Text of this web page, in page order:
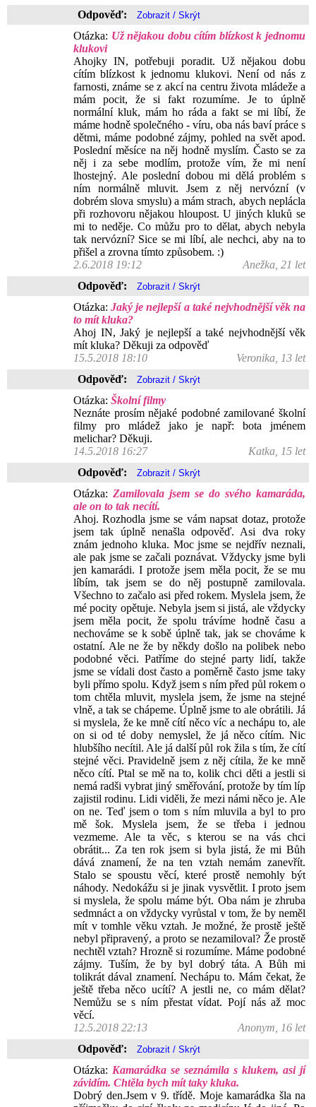
Odpověď:
Otázka: Už nějakou dobu cítím blízkost k jednomu
klukovi
Ahojky IN, potřebuji poradit. Už nějakou dobu
cítím blízkost k jednomu klukovi. Není od nás z
farnosti, známe se z akcí na centru života mládeže a
mám pocit, že si fakt rozumíme. Je to úplně
normální kluk, mám ho ráda a fakt se mi líbí, že
máme hodně společného - víru, oba nás baví práce s
dětmi, máme podobné zájmy, pohled na svět apod.
Poslední měsíce na něj hodně myslím. Často se za
něj i za sebe modlím, protože vím, že mi není
lhostejný. Ale poslední dobou mi dělá problém s
ním normálně mluvit. Jsem z něj nervózní (v
dobrém slova smyslu) a mám strach, abych neplácla
při rozhovoru nějakou hloupost. U jiných kluků se
mi to neděje. Co můžu pro to dělat, abych nebyla
tak nervózní? Sice se mi líbí, ale nechci, aby na to
přišel a zrovna tímto způsobem. :)
2.6.2018 19:12
Anežka, 21 let
Odpověď:
Otázka:Jaký je nejlepší a také nejvhodnější věk na
to mít kluka?
Ahoj IN, Jaký je nejlepší a také nejvhodnější věk
mít kluka? Děkuji za odpověď
15.5.2018 18:10
Veronika, 13 let
Odpověď:
Otázka: Školní filmy
Neznáte prosím nějaké podobné zamilované školní
filmy pro mládež jako je např: bota jménem
melichar? Děkuji.
14.5.2018 16:27
Katka, 15 let
Odpověď:
Otázka: Zamilovala jsem se do svého kamaráda,
ale on to tak necítí.
Ahoj. Rozhodla jsme se vám napsat dotaz, protože
jsem tak úplně nenašla odpověď. Asi dva roky
znám jednoho kluka. Moc jsme se nejdřív neznali,
ale pak jsme se začali poznávat. Vždycky jsme byli
jen kamarádi. I protože jsem měla pocit, že se mu
líbím, tak jsem se do něj postupně zamilovala.
Všechno to začalo asi před rokem. Myslela jsem, že
mé pocity opětuje. Nebyla jsem si jistá, ale vždycky
jsem měla pocit, že spolu trávíme hodně času a
nechováme se k sobě úplně tak, jak se chováme k
ostatní. Ale ne že by někdy došlo na polibek nebo
podobné věci. Patříme do stejné party lidí, takže
jsme se vídali dost často a poměrně často jsme taky
byli přímo spolu. Když jsem s ním před půl rokem o
tom chtěla mluvit, myslela jsem, že jsme na stejné
vlně, a tak se chápeme. Úplně jsme to ale obrátili. Já
si myslela, že ke mně cítí něco víc a nechápu to, ale
on si od té doby nemyslel, že já něco cítím. Nic
hlubšího necítil. Ale já další půl rok žila s tím, že cítí
stejné věci. Pravidelně jsem z něj cítila, že ke mně
něco cítí. Ptal se mě na to, kolik chci děti a jestli si
nemá radši vybrat jiný směřování, protože by tím líp
zajistil rodinu. Lidi viděli, že mezi námi něco je. Ale
on ne. Teď jsem o tom s ním mluvila a byl to pro
mě šok. Myslela jsem, že se třeba i jednou
vezmeme. Ale ta věc, s kterou se na vás chci
obrátit... Za ten rok jsem si byla jistá, že mi Bůh
dává znamení, že na ten vztah nemám zanevřít.
Stalo se spoustu věcí, které prostě nemohly být
náhody. Nedokážu si je jinak vysvětlit. I proto jsem
si myslela, že spolu máme být. Oba nám je zhruba
sedmnáct a on vždycky vyrůstal v tom, že by neměl
mít v tomhle věku vztah. Je možné, že prostě ještě
nebyl připravený, a proto se nezamiloval? Že prostě
nechtěl vztah? Hrozně si rozumíme. Máme podobné
zájmy. Tuším, že by byl dobrý táta. A Bůh mi
tolikrát dával znamení. Nechápu to. Mám čekat, že
ještě třeba něco ucítí? A jestli ne, co mám dělat?
Nemůžu se s ním přestat vídat. Pojí nás až moc
věcí.
12.5.2018 22:13
Anonym, 16 let
Odpověď:
Otázka: Kamarádka se seznámila s klukem, asi jí
závidím. Chtěla bych mít taky kluka.
Dobrý den.Jsem v 9. třídě. Moje kamarádka šla na